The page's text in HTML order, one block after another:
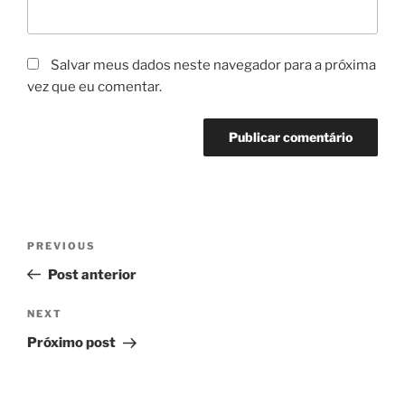
Salvar meus dados neste navegador para a próxima
vez que eu comentar.
Post
Previous
Post
PREVIOUS
Post anterior
Next
Post
NEXT
Próximo post